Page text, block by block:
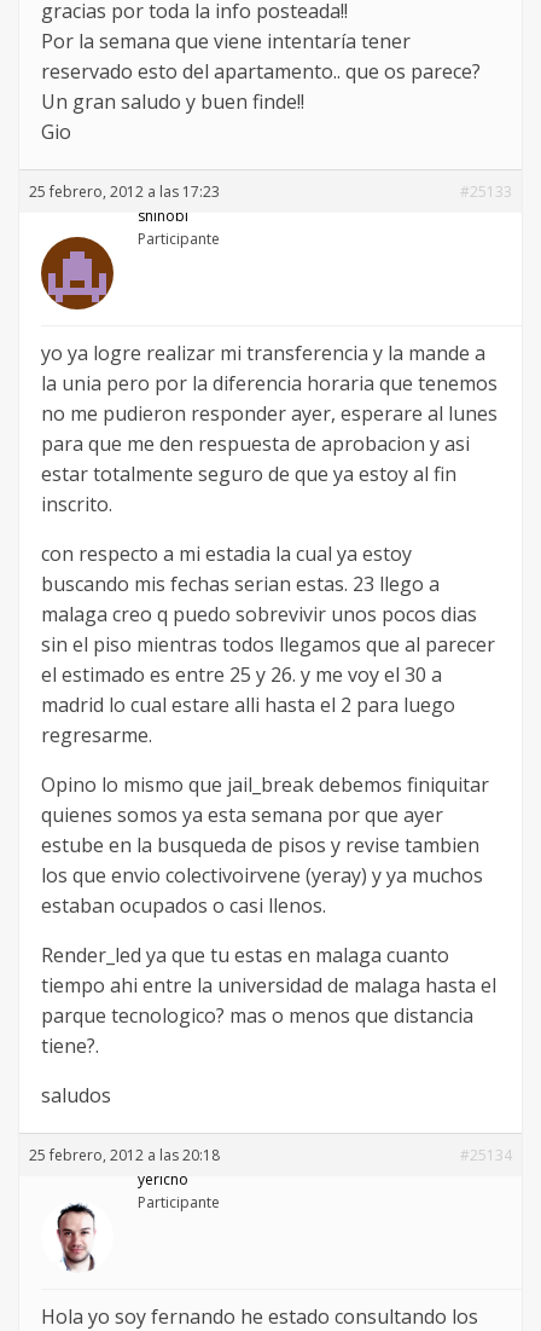
gracias por toda la info posteada!!
Por la semana que viene intentaría tener
reservado esto del apartamento.. que os parece?
Un gran saludo y buen finde!!
Gio
25 febrero, 2012 a las 17:23
#25133
shinobi
Participante
yo ya logre realizar mi transferencia y la mande a
la unia pero por la diferencia horaria que tenemos
no me pudieron responder ayer, esperare al lunes
para que me den respuesta de aprobacion y asi
estar totalmente seguro de que ya estoy al fin
inscrito.
con respecto a mi estadia la cual ya estoy
buscando mis fechas serian estas. 23 llego a
malaga creo q puedo sobrevivir unos pocos dias
sin el piso mientras todos llegamos que al parecer
el estimado es entre 25 y 26. y me voy el 30 a
madrid lo cual estare alli hasta el 2 para luego
regresarme.
Opino lo mismo que jail_break debemos finiquitar
quienes somos ya esta semana por que ayer
estube en la busqueda de pisos y revise tambien
los que envio colectivoirvene (yeray) y ya muchos
estaban ocupados o casi llenos.
Render_led ya que tu estas en malaga cuanto
tiempo ahi entre la universidad de malaga hasta el
parque tecnologico? mas o menos que distancia
tiene?.
saludos
25 febrero, 2012 a las 20:18
#25134
yericho
Participante
Hola yo soy fernando he estado consultando los